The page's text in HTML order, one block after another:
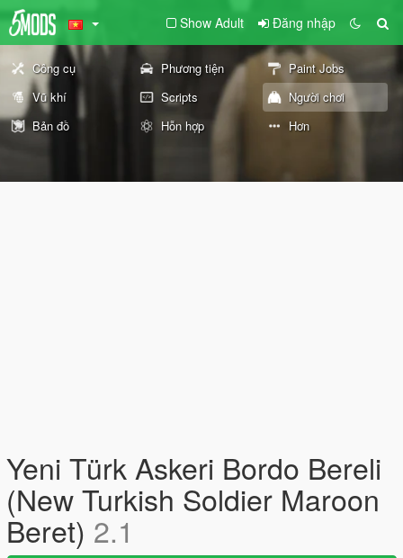
Show Adult Đăng nhập
Công cụ Phương tiện
Paint Jobs
Vũ khí
Scripts
Người chơi
Bản đồ
Hỗn hợp Hơn
Yeni Türk Askeri Bordo Bereli
(New Turkish Soldier Maroon
Beret) 2.1